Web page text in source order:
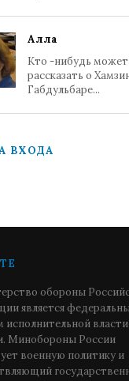
Алла
Кто -нибудь может
рассказать о
Габдульбаре...
ВХОДА
обороны
является
исполнительной власти
Минобороны России
военную политику и